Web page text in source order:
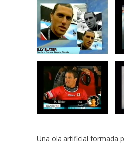
Una ola artificial formada